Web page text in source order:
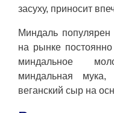
засуху, приносит
Миндаль
на рынке
миндальное
миндальная
веганский сыр на